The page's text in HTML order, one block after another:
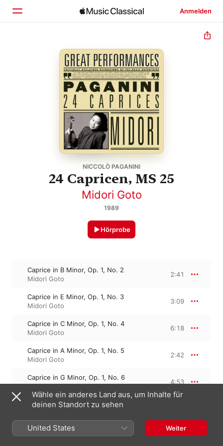
Anmelden
Startseite
Entdecken
NICCOLÒ PAGANINI
24 Capricen, MS 25
Midori Goto
1989
Hörprobe
Caprice in B Minor, Op. 1, No. 2
Midori Goto
2:41
Caprice in E Minor, Op. 1, No. 3
Midori Goto
3:09
Caprice in C Minor, Op. 1, No. 4
Midori Goto
6:18
Caprice in A Minor, Op. 1, No. 5
Midori Goto
2:42
Caprice in G Minor, Op. 1, No. 6
Midori Goto
4:53
Caprice in A Minor, Op. 1, No. 7
Caprice in E-Flat Major, Op. 1, No. 8
3:01
Wähle ein anderes Land aus, um Inhalte für
deinen Standort zu sehen
United States Weiter